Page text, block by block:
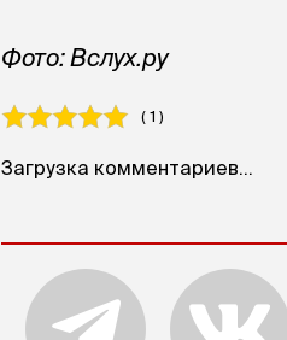
Фото: Вслух.ру
( 1 )
Загрузка комментариев...